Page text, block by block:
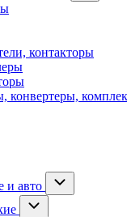
контакторы
конвертеры,
и авто